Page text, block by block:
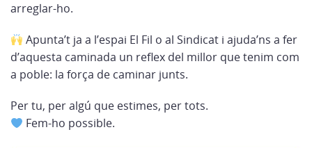
arreglar-ho.
Apunta’t ja a l’espai El Fil o al Sindicat i ajuda’ns a fer
d’aquesta caminada un reflex del millor que tenim com
a poble: la força de caminar junts.
Per tu, per algú que estimes, per tots.
Fem-ho possible.